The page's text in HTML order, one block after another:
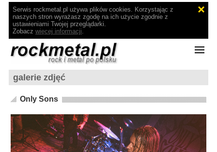
Serwis rockmetal.pl używa plików cookies. Korzystając z
naszych stron wyrażasz zgodę na ich użycie zgodnie z
ustawieniami Twojej przeglądarki.
Zobacz więcej informacji.
galerie zdjęć
Only Sons